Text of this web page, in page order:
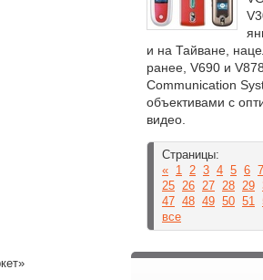
и на Тайване,
ранее, V690 и
Communication
объективами с
видео.
Страницы:
« 1 2 3 4 5 6 7
25 26 27 28 29
47 48 49 50 51
все